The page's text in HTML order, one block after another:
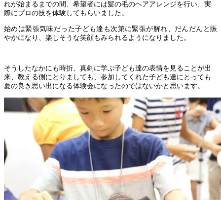
れが始まるまでの間、希望者には髪の毛のヘアアレンジを行い、実
際にプロの技を体験してもらいました。
始めは緊張気味だった子ども達も次第に緊張が解れ、だんだんと賑
やかになり、楽しそうな笑顔もみられるようになりました。
そうしたなかにも時折、真剣に学ぶ子ども達の表情を見ることが出
来、教える側にとりましても、参加してくれた子ども達にとっても
夏の良き思い出になる体験会になったのではないかと思います。